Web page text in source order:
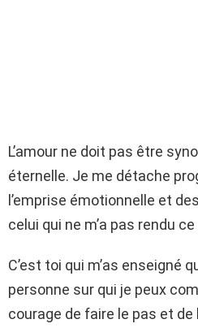
L’amour ne doit pas être
éternelle. Je me détache
l’emprise émotionnelle et
celui qui ne m’a pas rendu
C’est toi qui m’as enseigné
personne sur qui je peux
courage de faire le pas et